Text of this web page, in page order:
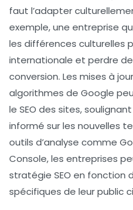
faut l’adapter
exemple, une entreprise
les différences culturelles
internationale et perdre
conversion. Les mises à
algorithmes de Google
le SEO des sites,
informé sur les nouvelles
outils d’analyse comme
Console, les entreprises
stratégie SEO en fonction
spécifiques de leur public